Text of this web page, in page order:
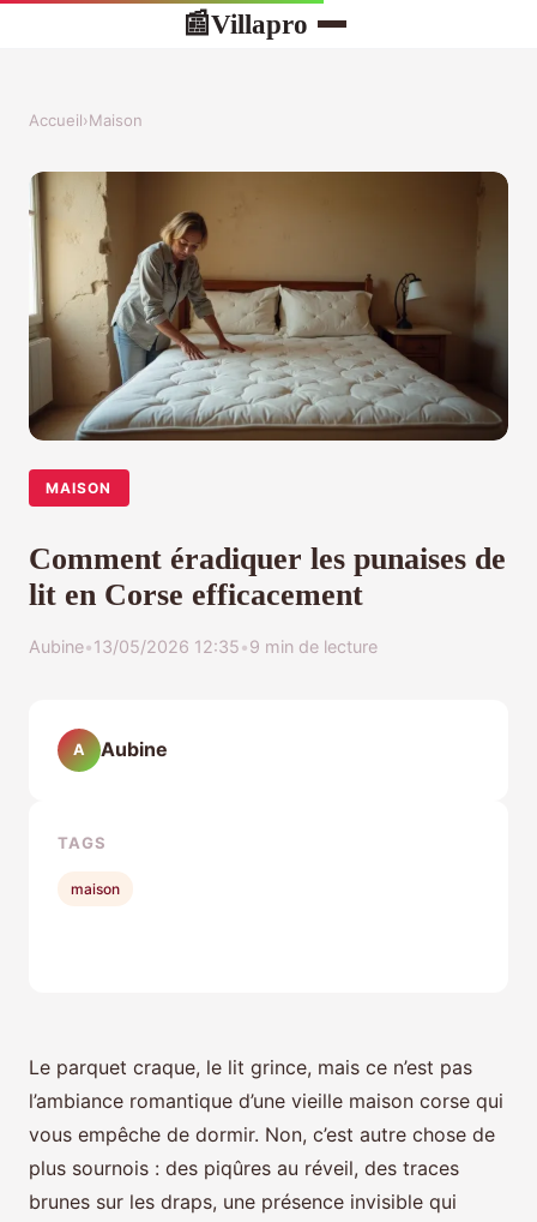
📰Villapro
Accueil›Maison
MAISON
Comment éradiquer les punaises de
lit en Corse efficacement
Aubine•13/05/2026 12:35•9 min de lecture
Le parquet craque, le lit grince, mais ce n’est pas
l’ambiance romantique d’une vieille maison corse qui
vous empêche de dormir. Non, c’est autre chose de
plus sournois : des piqûres au réveil, des traces
brunes sur les draps, une présence invisible qui
A Aubine
TAGS
maison